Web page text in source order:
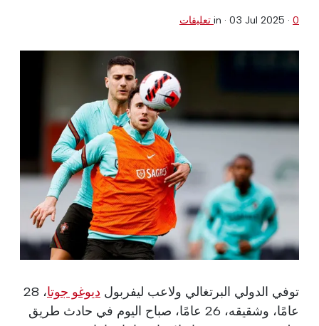
in · 03 Jul 2025 · 0 تعليقات
توفي الدولي البرتغالي ولاعب ليفربول ديوغو جوتا ، 28
عامًا، وشقيقه، 26 عامًا، صباح اليوم في حادث طريق